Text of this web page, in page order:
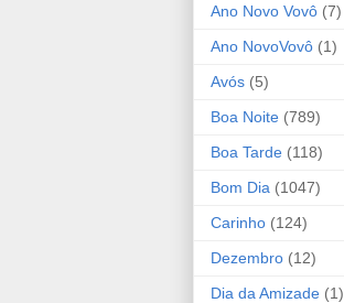
Ano Novo Vovô (7)
Ano NovoVovô (1)
Avós (5)
Boa Noite (789)
Boa Tarde (118)
Bom Dia (1047)
Carinho (124)
Dezembro (12)
Dia da Amizade (1)